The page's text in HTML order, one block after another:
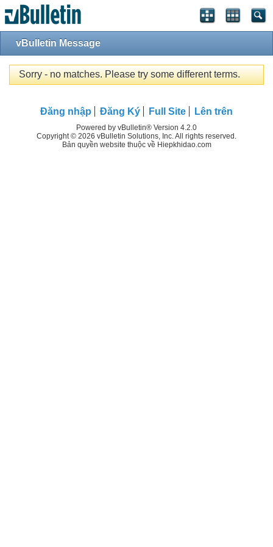
vBulletin Message
Sorry - no matches. Please try some different terms.
Đăng nhập Đăng Ký Full Site Lên trên
Powered by vBulletin® Version 4.2.0
Copyright © 2026 vBulletin Solutions, Inc. All rights reserved.
Bản quyền website thuộc về Hiepkhidao.com